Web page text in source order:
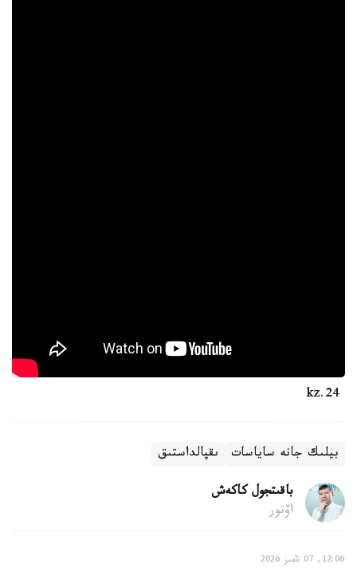
بيلىك جانە ساياسات ىقپالداستىق
باقىتجول كاكەش
اۆتور
12:06, 07 تامىز 2026